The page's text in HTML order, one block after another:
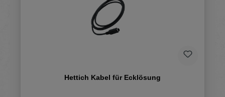
Hettich Kabel für Ecklösung